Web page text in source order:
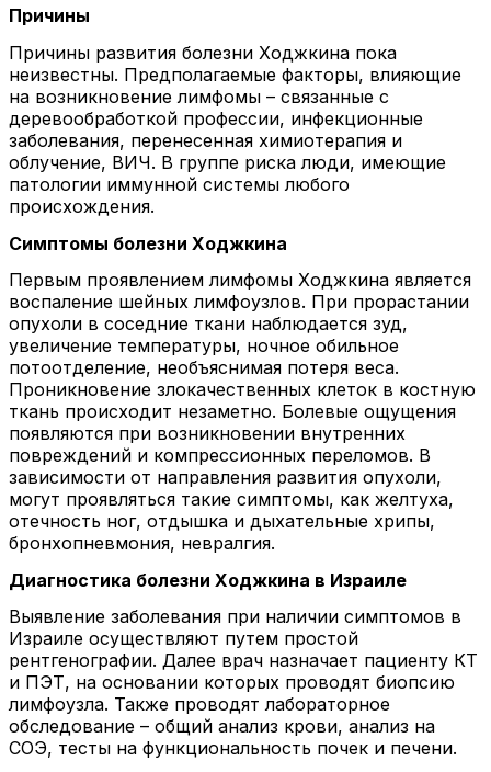
Причины
Причины развития болезни Ходжкина пока
неизвестны. Предполагаемые факторы, влияющие
на возникновение лимфомы – связанные с
деревообработкой профессии, инфекционные
заболевания, перенесенная химиотерапия и
облучение, ВИЧ. В группе риска люди, имеющие
патологии иммунной системы любого
происхождения.
Симптомы болезни Ходжкина
Первым проявлением лимфомы Ходжкина является
воспаление шейных лимфоузлов. При прорастании
опухоли в соседние ткани наблюдается зуд,
увеличение температуры, ночное обильное
потоотделение, необъяснимая потеря веса.
Проникновение злокачественных клеток в костную
ткань происходит незаметно. Болевые ощущения
появляются при возникновении внутренних
повреждений и компрессионных переломов. В
зависимости от направления развития опухоли,
могут проявляться такие симптомы, как желтуха,
отечность ног, отдышка и дыхательные хрипы,
бронхопневмония, невралгия.
Диагностика болезни Ходжкина в Израиле
Выявление заболевания при наличии симптомов в
Израиле осуществляют путем простой
рентгенографии. Далее врач назначает пациенту КТ
и ПЭТ, на основании которых проводят биопсию
лимфоузла. Также проводят лабораторное
обследование – общий анализ крови, анализ на
СОЭ, тесты на функциональность почек и печени.